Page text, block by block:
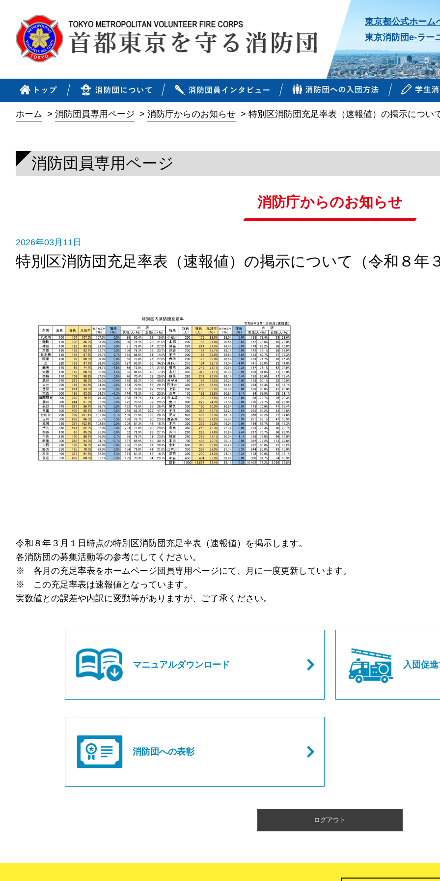
東京都公式ホーム
東京消防団e-ラー
ホーム > 消防団員専用ページ > 消防庁からのお知らせ > 特別区消防団充足率表（速報値）の掲示につい
消防団員専用ページ
消防庁からのお知らせ
2026年03月11日
特別区消防団充足率表（速報値）の掲示について（令和８年
令和８年３月１日時点の特別区消防団充足率表（速報値）を掲示します。
各消防団の募集活動等の参考にしてください。
※ 各月の充足率表をホームページ団員専用ページにて、月に一度更新しています。
※ この充足率表は速報値となっています。
実数値との誤差や内訳に変動等がありますが、ご了承ください。
マニュアルダウンロード 入団促
消防団への表彰
ログアウト